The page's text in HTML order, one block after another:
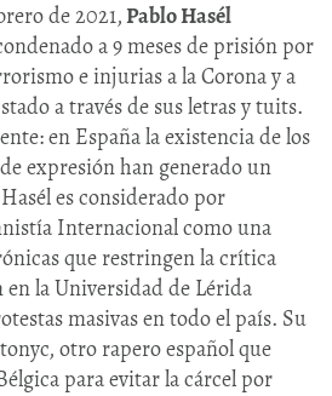
de 2021,Pablo Hasél
a 9 meses de prisión por
e injurias a la Corona y a
a través de sus letras y tuits.
en España la existencia de los
expresión han generado un
es considerado por
Internacional como una
que restringen la crítica
la Universidad de Lérida
masivas en todo el país. Su
otro rapero español que
para evitar la cárcel por